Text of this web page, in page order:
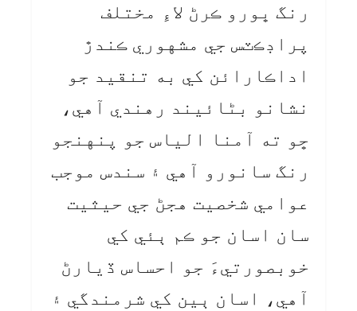
رنگ ڀورو ڪرڻ لاءِ مختلف
پراڊڪٽس جي مشهوري ڪندڙ
اداڪارائن کي به تنقيد جو
نشانو بڻائيند رهندي آهي،
ڇو ته آمنا الياس جو پنهنجو
رنگ سانورو آهي ۽ سندس موجب
عوامي شخصيت هجڻ جي حيثيت
سان اسان جو ڪم ٻئي کي
خوبصورتيءَ جو احساس ڏيارڻ
آهي، اسان ٻين کي شرمندگي ۽